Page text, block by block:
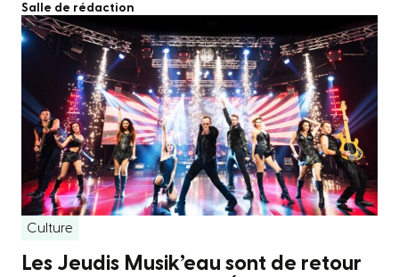
Salle de rédaction
Culture
Les Jeudis Musik’eau sont de retour